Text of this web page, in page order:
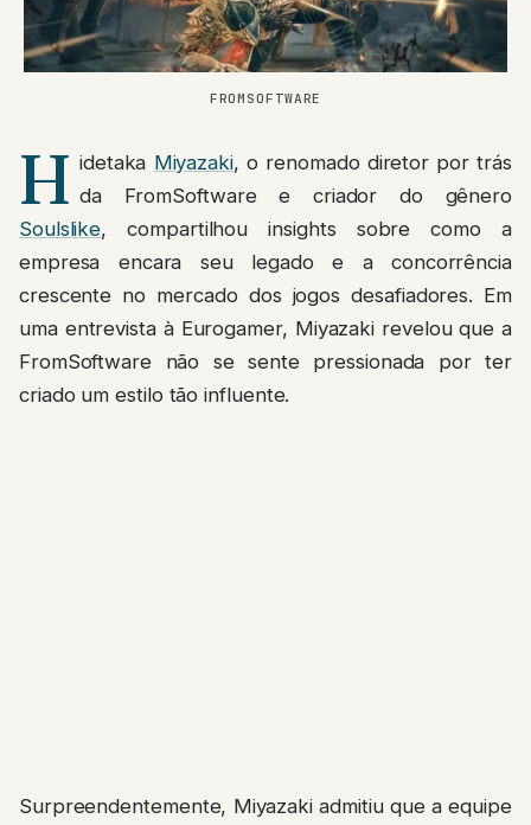
FROMSOFTWARE
H idetaka Miyazaki, o renomado diretor por trás
da FromSoftware e criador do gênero
Soulslike, compartilhou insights sobre como a
empresa encara seu legado e a concorrência
crescente no mercado dos jogos desafiadores. Em
uma entrevista à Eurogamer, Miyazaki revelou que a
FromSoftware não se sente pressionada por ter
criado um estilo tão influente.
Surpreendentemente, Miyazaki admitiu que a equipe